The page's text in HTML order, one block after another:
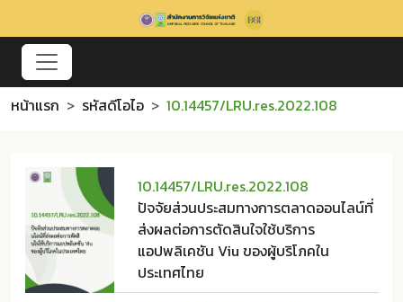
หน้าแรก รหัสดีโอไอ 10.14457/LRU.res.2022.108
10.14457/LRU.res.2022.108
ปัจจัยส่วนประสมทางการตลาดออนไลน์ที่
ส่งผลต่อการตัดสินใจใช้บริการ
แอปพลิเคชัน Viu ของผู้บริโภคใน
ประเทศไทย